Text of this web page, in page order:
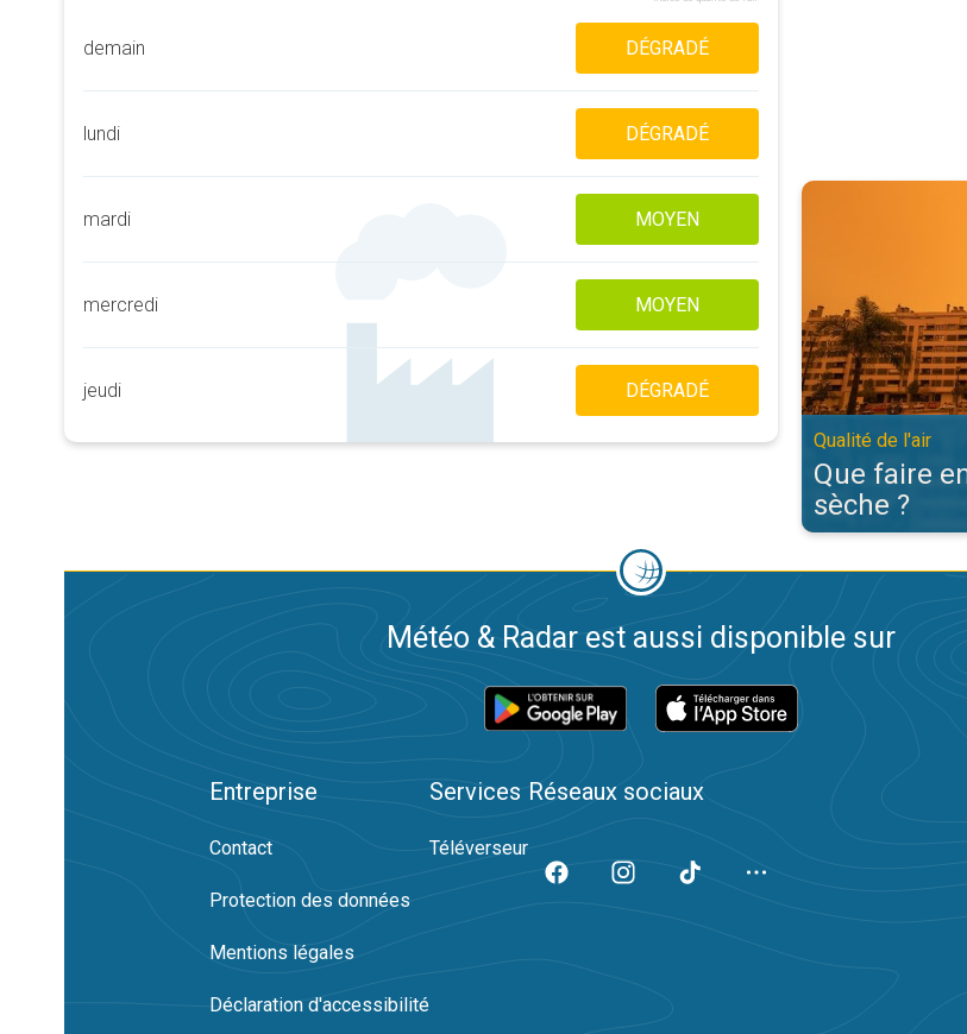
demain DÉGRADÉ
lundi DÉGRADÉ
mardi MOYEN
mercredi MOYEN
jeudi DÉGRADÉ
Que faire en cas de
Qualité de l'air
Que faire
sèche ?
Météo & Radar est aussi disponible sur
Entreprise
Contact
Protection des données
Mentions légales
Déclaration d'accessibilité
Services
Téléverseur
Réseaux sociaux